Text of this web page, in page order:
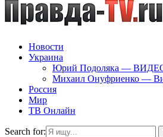
Новости
Украина
Юрий Подоляка —
Михаил Онуфриенко —
Россия
Мир
ТВ Онлайн
Search for: